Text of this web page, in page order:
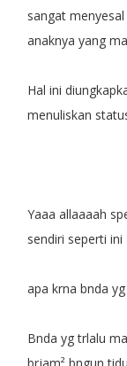
sangat
anaknya yang
Hal ini
menuliskan
Yaaa allaaaah
sendiri seperti ini
apa krna bnda
Bnda yg trlalu